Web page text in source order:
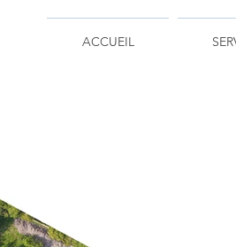
ACCUEIL